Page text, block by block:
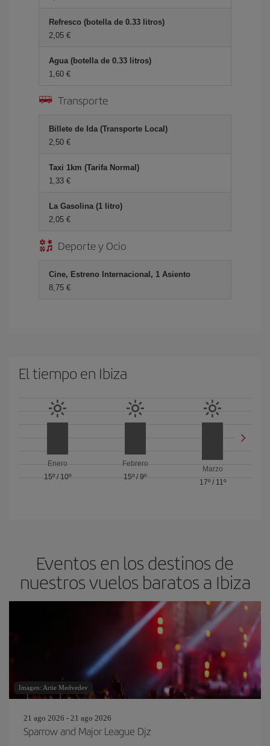
Refresco (botella de 0.33 litros)
2,05 €
Agua (botella de 0.33 litros)
1,60 €
Transporte
Billete de Ida (Transporte Local)
2,50 €
Taxi 1km (Tarifa Normal)
1,33 €
La Gasolina (1 litro)
2,05 €
Deporte y Ocio
Cine, Estreno Internacional, 1 Asiento
8,75 €
El tiempo en Ibiza
Enero
15º/ 10º
Febrero
15º / 9º
Marzo
17º/ 11º
Eventos en los destinos de
nuestros vuelos baratos a Ibiza
Imagen: Artie Medvedev
21 ago 2026 - 21 ago 2026
Sparrow and Major League Djz